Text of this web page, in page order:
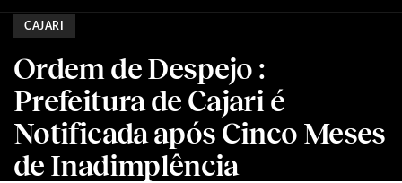
CAJARI
Ordem de Despejo :
Prefeitura de Cajari é
Notificada após Cinco Meses
de Inadimplência